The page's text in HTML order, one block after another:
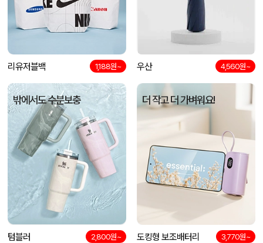
리유저블백 1,188원~ 우산 4,560원~
밖에서도 수분보충
텀블러 2,800원~
더 작고 더 가벼워요!
도킹형 보조배터리 3,770원~